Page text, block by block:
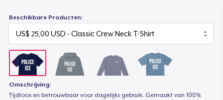
Beschikbare Producten:
Omschrijving:
Tijdloos en betrouwbaar voor dagelijks gebruik. Gemaakt van 100%